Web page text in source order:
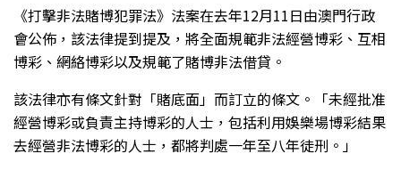
《打擊非法賭博犯罪法》法案在去年12月11日由澳門行政
會公佈，該法律提到提及，將全面規範非法經營博彩、互相
博彩、網絡博彩以及規範了賭博非法借貸。
該法律亦有條文針對「賭底面」而訂立的條文。「未經批准
經營博彩或負責主持博彩的人士，包括利用娛樂場博彩結果
去經營非法博彩的人士，都將判處一年至八年徒刑。」